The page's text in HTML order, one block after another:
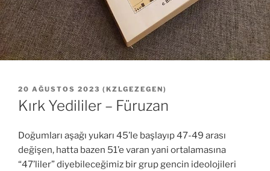
YAYIM
TARIHI
20 AĞUSTOS 2023 ( KZLGEZEGEN)
Kırk Yedililer – Füruzan
Doğumları aşağı yukarı 45’le başlayıp 47-49 arası
değişen, hatta bazen 51’e varan yani ortalamasına
“47’liler” diyebileceğimiz bir grup gencin ideolojileri